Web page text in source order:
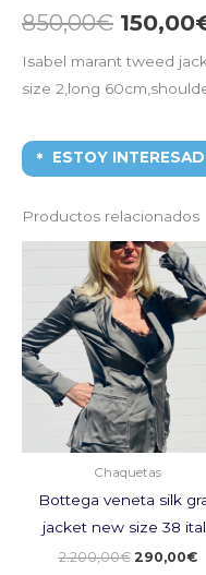
850,00€ 150,00
Isabel marant tweed
size 2,long
ESTOY
Productos relacionados
Chaquetas
Bottega veneta silk
jacket new size 38
2.200,00€
El
precio
original
era:
290,00€